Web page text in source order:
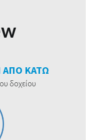
ΚΑΤΩ
δοχείου